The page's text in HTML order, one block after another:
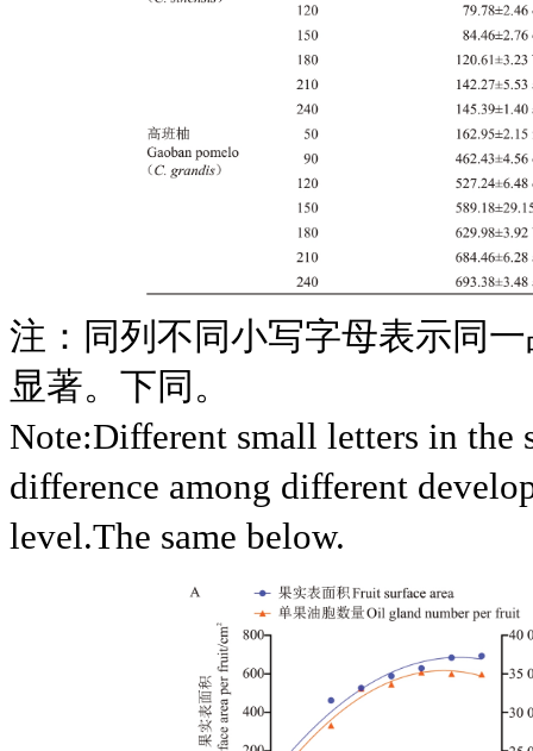
注：同列不同小写字母表示同
显著。下同。
Note:Different small letters in the
difference among different
level.The same below.